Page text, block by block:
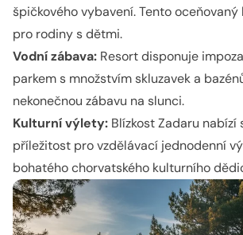
špičkového vybavení. Tento
pro rodiny s dětmi.
Vodní zábava: Resort disponuje
parkem s množstvím skluzavek a
nekonečnou zábavu na slunci.
Kulturní výlety: Blízkost Zadaru nabízí
příležitost pro vzdělávací jednodenní
bohatého chorvatského kulturního